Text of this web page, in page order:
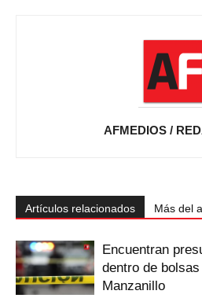
AFMEDIOS /
Artículos relacionados Más del
Encuentran
dentro de
Manzanillo